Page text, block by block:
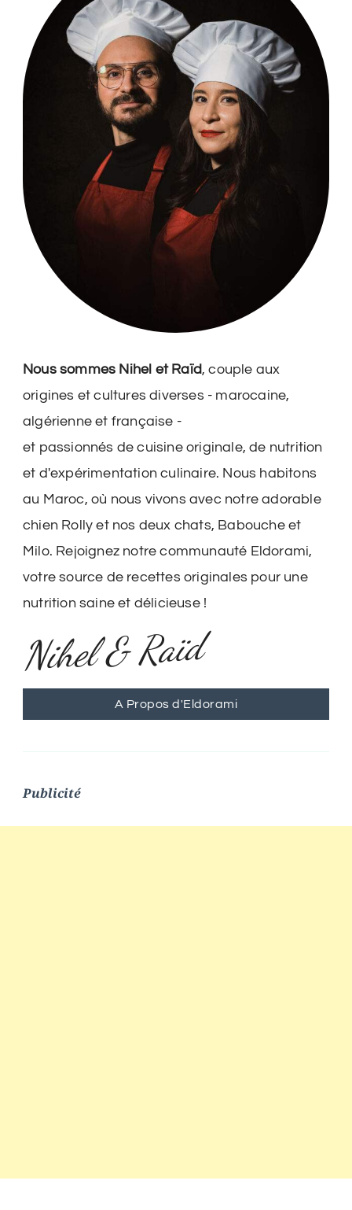
Nous sommes Nihel et Raïd, couple aux
origines et cultures diverses - marocaine,
algérienne et française -
et passionnés de cuisine originale, de nutrition
et d'expérimentation culinaire. Nous habitons
au Maroc, où nous vivons avec notre adorable
chien Rolly et nos deux chats, Babouche et
Milo. Rejoignez notre communauté Eldorami,
votre source de recettes originales pour une
nutrition saine et délicieuse !
Nihel & Raïd
A Propos d'Eldorami
Publicité